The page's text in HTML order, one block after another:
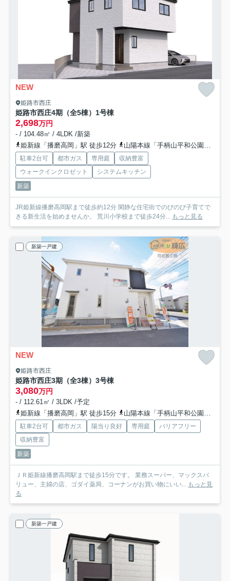
NEW
姫路市西庄
姫路市西庄4期（全5棟）1号棟
2,698万円
- / 104.48㎡ / 4LDK /新築
姫新線「播磨高岡」駅 徒歩12分
山陽本線「手柄山平和公園」駅 徒歩25分
駐車2台可 都市ガス 専用庭
収納豊富
ウォークインクロゼット
システムキッチン
新築
JR姫新線播磨高岡駅まで徒歩約12分 閑静な住宅街でのびのび子育てで
きる新生活を始めませんか。 荒川小学校まで徒歩24分... もっと見る
新築一戸建
NEW
姫路市西庄
姫路市西庄3期（全3棟）3号棟
3,080万円
- / 112.61㎡ / 3LDK /予定
姫新線「播磨高岡」駅 徒歩15分
山陽本線「手柄山平和公園」駅 徒歩25分
駐車2台可 都市ガス 陽当り良好 専用庭
バリアフリー
収納豊富
新築
ＪＲ姫新線播磨高岡駅まで徒歩15分です。 業務スーパー、マックスバ
リュー、主婦の店、ゴダイ薬局、コーナンがお買い物にいい... もっと見
る
新築一戸建